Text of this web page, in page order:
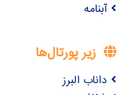
آبنامه
زیر پورتال‌ها
داناب البرز